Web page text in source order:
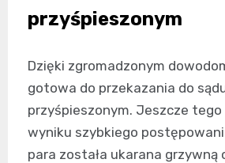
przyśpieszonym
Dzięki zgromadzonym
gotowa do przekazania do
przyśpieszonym. Jeszcze tego
wyniku szybkiego
para została ukarana grzywną